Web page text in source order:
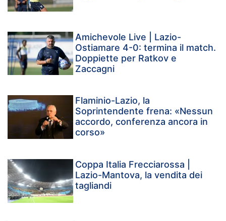
Amichevole Live | Lazio-
Ostiamare 4-0: termina il match.
Doppiette per Ratkov e
Zaccagni
Flaminio-Lazio, la
Soprintendente frena: «Nessun
accordo, conferenza ancora in
corso»
Coppa Italia Frecciarossa |
Lazio-Mantova, la vendita dei
tagliandi